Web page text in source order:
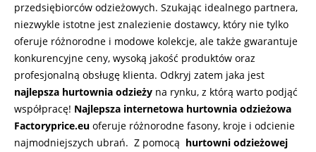
przedsiębiorców odzieżowych. Szukając idealnego partnera,
niezwykle istotne jest znalezienie dostawcy, który nie tylko
oferuje różnorodne i modowe kolekcje, ale także gwarantuje
konkurencyjne ceny, wysoką jakość produktów oraz
profesjonalną obsługę klienta. Odkryj zatem jaka jest
najlepsza hurtownia odzieży na rynku, z którą warto podjąć
współpracę! Najlepsza internetowa hurtownia odzieżowa
Factoryprice.eu oferuje różnorodne fasony, kroje i odcienie
najmodniejszych ubrań. Z pomocą hurtowni odzieżowej